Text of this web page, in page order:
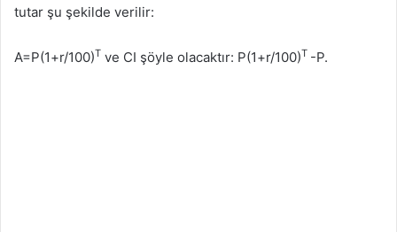
tutar şu şekilde verilir:
A=P(1+r/100)T ve CI şöyle olacaktır: P(1+r/100)T -P.